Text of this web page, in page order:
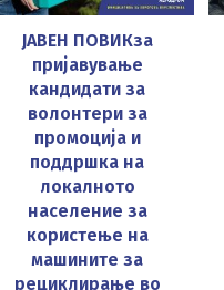
ЈАВЕН ПОВИКза
пријавување
кандидати за
волонтери за
промоција и
поддршка на
локалното
население за
користење на
машините за
рециклирање во